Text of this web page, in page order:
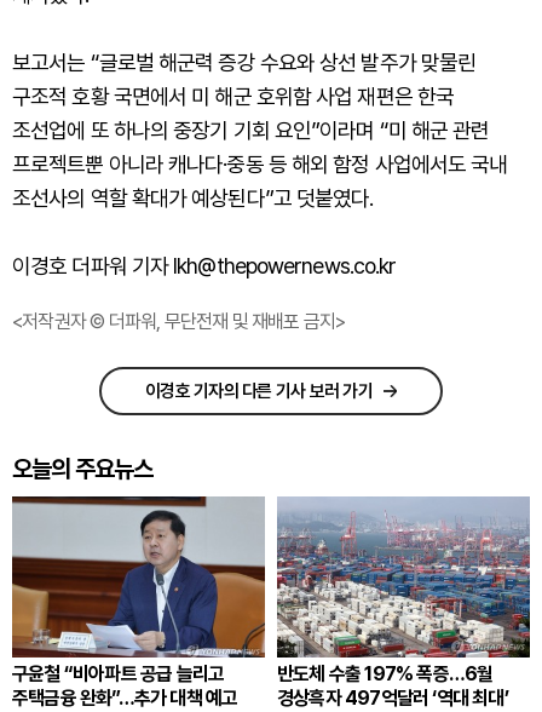
보고서는 “글로벌 해군력 증강 수요와 상선 발주가 맞물린
구조적 호황 국면에서 미 해군 호위함 사업 재편은 한국
조선업에 또 하나의 중장기 기회 요인”이라며 “미 해군 관련
프로젝트뿐 아니라 캐나다·중동 등 해외 함정 사업에서도 국내
조선사의 역할 확대가 예상된다”고 덧붙였다.
이경호 더파워 기자 lkh@thepowernews.co.kr
<저작권자 © 더파워, 무단전재 및 재배포 금지>
이경호 기자의 다른 기사 보러 가기
오늘의 주요뉴스
구윤철 “비아파트 공급 늘리고
주택금융 완화”…추가 대책 예고
반도체 수출 197% 폭증…6월
경상흑자 497억달러 ‘역대 최대’